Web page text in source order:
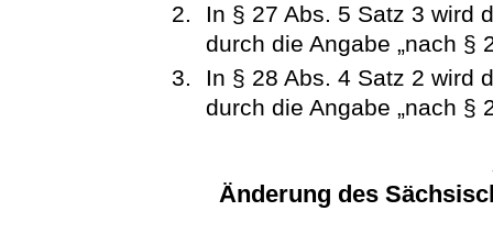
In § 27 Abs. 5 Satz 3 wird
durch die Angabe „nach §
In § 28 Abs. 4 Satz 2 wird
durch die Angabe „nach §
Änderung des